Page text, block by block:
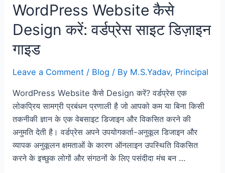
WordPress Website कैसे
Design करें: वर्डप्रेस साइट डिज़ाइन
गाइड
Leave a Comment / Blog / By M.S.Yadav, Principal
WordPress Website कैसे Design करें? वर्डप्रेस एक
लोकप्रिय सामग्री प्रबंधन प्रणाली है जो आपको कम या बिना किसी
तकनीकी ज्ञान के एक वेबसाइट डिजाइन और विकसित करने की
अनुमति देती है। वर्डप्रेस अपने उपयोगकर्ता-अनुकूल डिजाइन और
व्यापक अनुकूलन क्षमताओं के कारण ऑनलाइन उपस्थिति विकसित
करने के इच्छुक लोगों और संगठनों के लिए पसंदीदा मंच बन …